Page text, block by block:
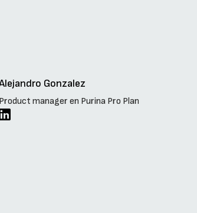
Gonzalez
Product manager en Purina Pro Plan